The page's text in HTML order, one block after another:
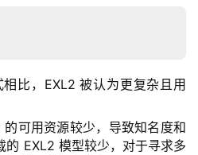
比，EXL2 被认为更复杂且用
可用资源较少，导致知名度和
的 EXL2 模型较少，对于寻求多